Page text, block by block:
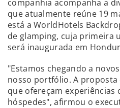
companhia acompanha a
que atualmente reúne 19
está a WorldHotels
de glamping, cuja primeira
será inaugurada em
"Estamos chegando a
nosso portfólio. A
que ofereçam experiências
hóspedes", afirmou o